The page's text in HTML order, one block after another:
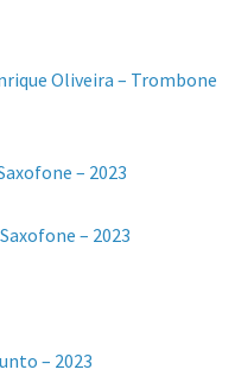
Oliveira – Trombone
– 2023
– 2023
– 2023